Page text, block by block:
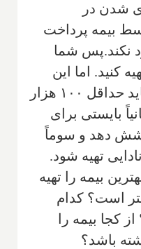
شدن در
بیمه پرداخت
نکند.پس شما
کنید. اما این
بیمه سه شرط دارد اولاً باید حداقل ۱۰۰ هزار
بایستی برای
پوشش دهد و سوماً
تهیه شود.
بیمه را تهیه
است؟ کدام
کجا بیمه را
باشد؟